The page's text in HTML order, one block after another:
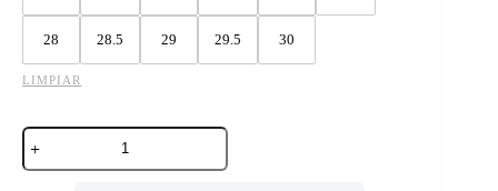
28 28.5 29 29.5 30
LIMPIAR
BOTA
CUADRA
AVESTRUZ